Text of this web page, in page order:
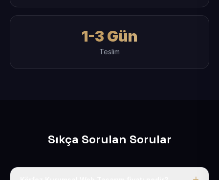
1-3 Gün
Teslim
Sıkça Sorulan Sorular